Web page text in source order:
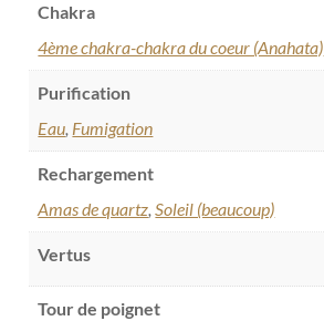
Chakra
4ème chakra-chakra du coeur (Anahata)
Purification
Eau, Fumigation
Rechargement
Amas de quartz,Soleil (beaucoup)
Vertus
Tour de poignet